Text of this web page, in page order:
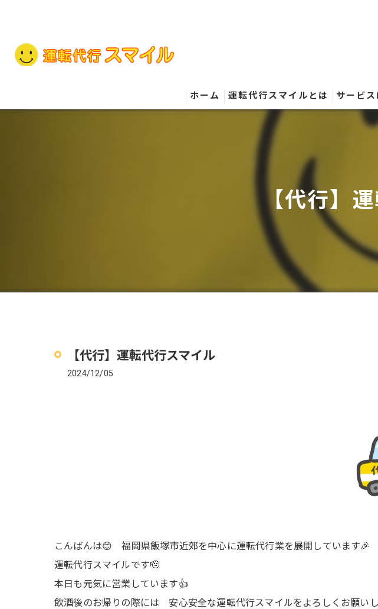
ホーム 運転代行スマイルとは サービス
【代行】
【代行】運転代行スマイル
2024/12/05
こんばんは😊 福岡県飯塚市近郊を中心に運転代行業を展開しています🎉
運転代行スマイルです🫡
本日も元気に営業しています👍
飲酒後のお帰りの際には 安心安全な運転代行スマイルをよろしくお願い